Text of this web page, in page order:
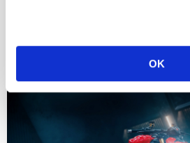
OK
Vezi in